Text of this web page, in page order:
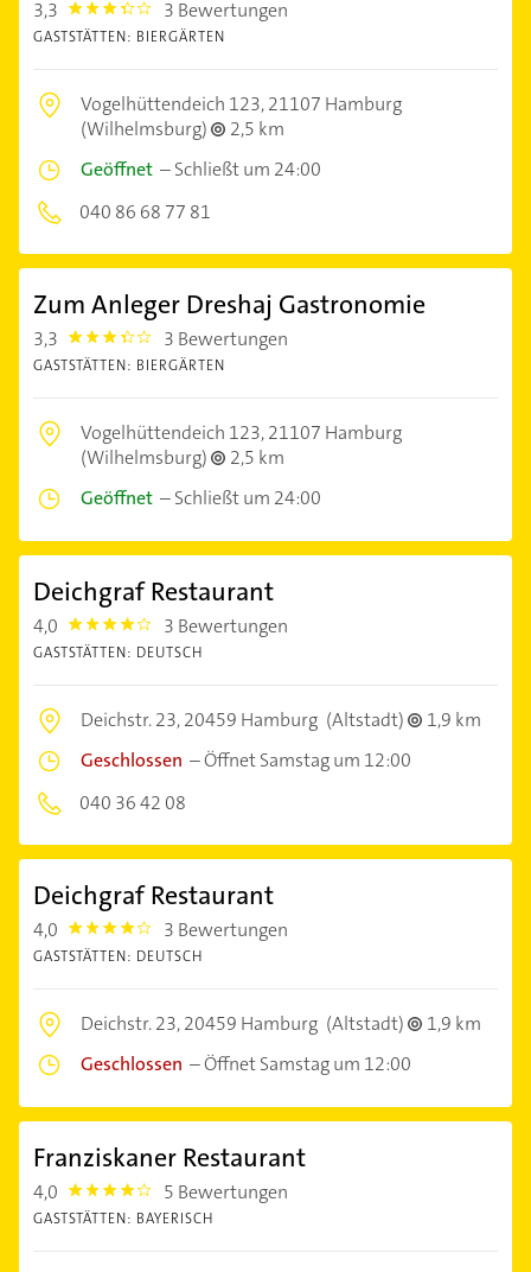
3,3 3.3 3 Bewertungen
GASTSTÄTTEN: BIERGÄRTEN
Vogelhüttendeich 123,21107 Hamburg
(Wilhelmsburg)
2,5 km
Geöffnet –Schließt um 24:00
040 86 68 77 81
Zum Anleger Dreshaj Gastronomie
3,3 3.3 3 Bewertungen
GASTSTÄTTEN: BIERGÄRTEN
Vogelhüttendeich 123,21107 Hamburg
(Wilhelmsburg)
2,5 km
Geöffnet –Schließt um 24:00
Deichgraf Restaurant
4,0 4.0 3 Bewertungen
GASTSTÄTTEN: DEUTSCH
Deichstr. 23,20459 Hamburg (Altstadt)
1,9 km
Geschlossen –Öffnet Samstag um 12:00
040 36 42 08
Deichgraf Restaurant
4,0 4.0 3 Bewertungen
GASTSTÄTTEN: DEUTSCH
Deichstr. 23,20459 Hamburg (Altstadt)
1,9 km
Geschlossen –Öffnet Samstag um 12:00
Franziskaner Restaurant
4,0 4.0 5 Bewertungen
GASTSTÄTTEN: BAYERISCH